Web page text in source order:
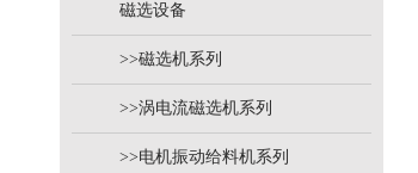
磁选设备
>>磁选机系列
>>涡电流磁选机系列
>>电机振动给料机系列